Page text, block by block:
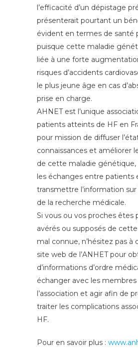
l’efficacité d’un dépistage
présenterait pourtant un
évident en termes de santé
puisque cette maladie
liée à une forte
risques d’accidents
le plus jeune âge en cas
prise en charge.
AHNET est l’unique
patients atteints de HF en
pour mission de diffuser
connaissances et améliorer
de cette maladie génétique,
les échanges entre patients
transmettre l’information sur
de la recherche médicale.
Si vous ou vos proches êtes
avérés ou supposés de
mal connue, n’hésitez pas à
site web de l’ANHET pour
d’informations d’ordre
échanger avec les membres
l’association et agir afin de
traiter les complications
HF.
Pour en savoir plus :